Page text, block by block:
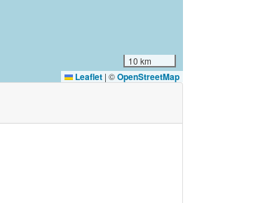
10 km
Leaflet | ©OpenStreetMap